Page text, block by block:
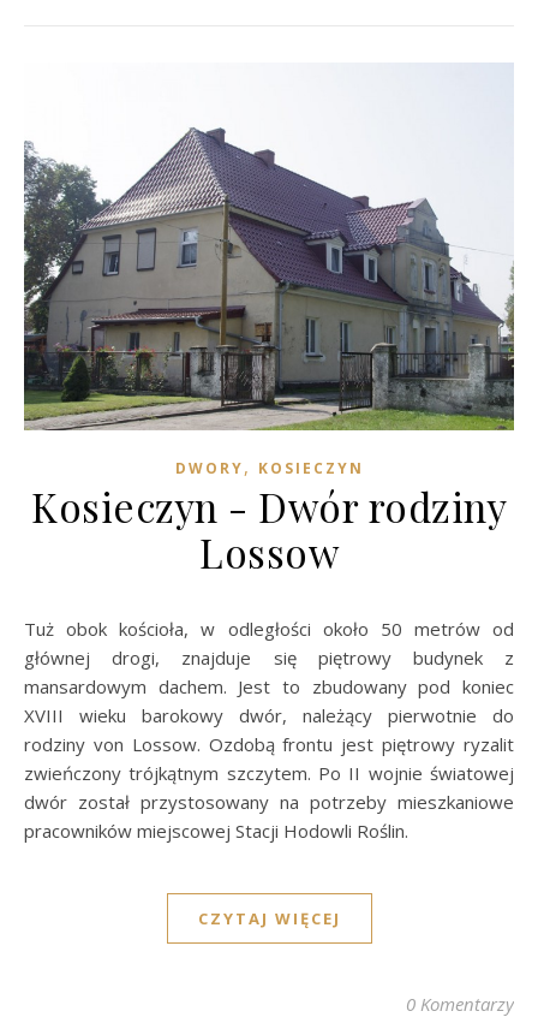
DWORY, KOSIECZYN
Kosieczyn - Dwór rodziny
Lossow
Tuż obok kościoła, w odległości około 50 metrów od
głównej drogi, znajduje się piętrowy budynek z
mansardowym dachem. Jest to zbudowany pod koniec
XVIII wieku barokowy dwór, należący pierwotnie do
rodziny von Lossow. Ozdobą frontu jest piętrowy ryzalit
zwieńczony trójkątnym szczytem. Po II wojnie światowej
dwór został przystosowany na potrzeby mieszkaniowe
pracowników miejscowej Stacji Hodowli Roślin.
CZYTAJ WIĘCEJ
0 Komentarzy